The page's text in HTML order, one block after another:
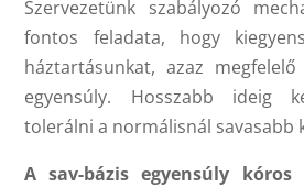
Szervezetünk szabályozó
fontos feladata, hogy
háztartásunkat, azaz
egyensúly. Hosszabb ideig
tolerálni a normálisnál savasabb
A sav-bázis egyensúly